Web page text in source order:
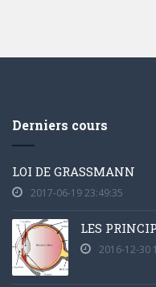
Derniers cours
LOI DE GRASSMANN
2017-06-19 23:49:35
LES
2016-12-30